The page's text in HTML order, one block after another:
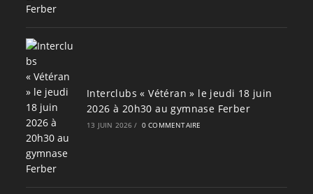
Interclubs « Vétéran » le jeudi 18 juin
2026 à 20h30 au gymnase Ferber
13 JUIN 2026 / 0 COMMENTAIRE